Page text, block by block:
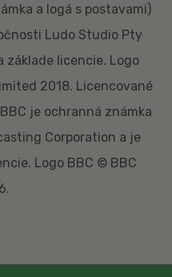
a logá s postavami)
Ludo Studio Pty
základe licencie. Logo
2018. Licencované
je ochranná známka
Corporation a je
Logo BBC © BBC